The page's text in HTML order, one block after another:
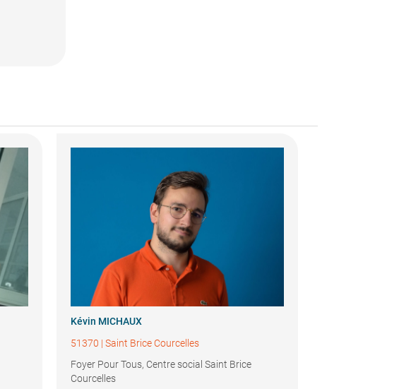
Kévin MICHAUX
51370 |Saint Brice Courcelles
Foyer Pour Tous, Centre social Saint Brice
Courcelles